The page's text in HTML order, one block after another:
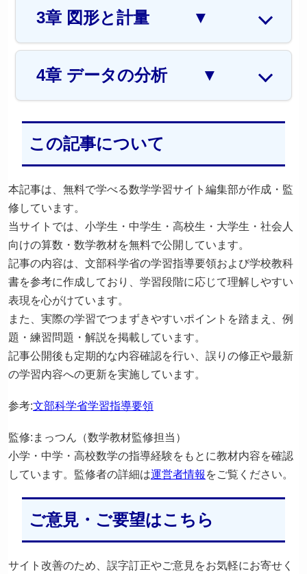
3章 図形と計量 ▼
4章 データの分析 ▼
この記事について
本記事は、無料で学べる数学学習サイト編集部が作成・監
修しています。
当サイトでは、小学生・中学生・高校生・大学生・社会人
向けの算数・数学教材を無料で公開しています。
記事の内容は、文部科学省の学習指導要領および学校教科
書を参考に作成しており、学習段階に応じて理解しやすい
表現を心がけています。
また、実際の学習でつまずきやすいポイントを踏まえ、例
題・練習問題・解説を掲載しています。
記事公開後も定期的な内容確認を行い、誤りの修正や最新
の学習内容への更新を実施しています。
参考:文部科学省学習指導要領
監修:まっつん（数学教材監修担当）
小学・中学・高校数学の指導経験をもとに教材内容を確認
しています。監修者の詳細は運営者情報 をご覧ください。
ご意見・ご要望はこちら
サイト改善のため、誤字訂正やご意見をお気軽にお寄せく